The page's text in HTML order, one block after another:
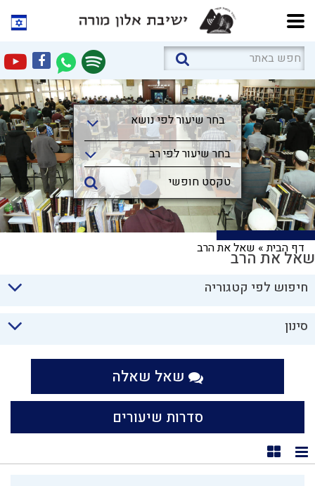
בחר שיעור לפי נושא
בחר שיעור לפי נושא
בחר שיעור לפי רב
דף הבית» שאל את הרבשאל את הרב
חיפוש לפי קטגוריה
סינון
שאל שאלה
סדרות שיעורים
תצוגת רשימה
תצוגת קוביות